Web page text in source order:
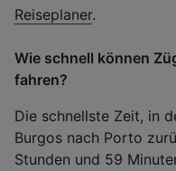
Reiseplaner.
Wie schnell können
fahren?
Die schnellste Zeit, in
Burgos nach Porto
Stunden und 59